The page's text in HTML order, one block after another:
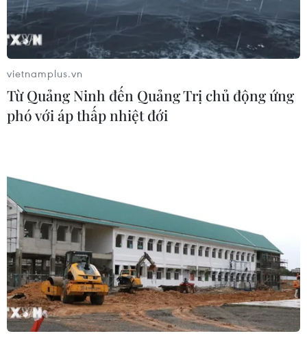
Hàn Quốc mở rộng điều tra nghi vấn
thông đồng giá sang ngành hóa dầu
06/08/2026 06:56
Kim ngạch thương mại
song phương giữa hai nước Việt Nam
Chủ động nguồn điện phục vụ Hội
nghị cấp cao APEC 2027
06/08/2026 04:31
Doanh nghiệp Trung Quốc đánh giá
cao triển vọng hợp tác cơ giới hóa
vietnamplus.vn
Từ Quảng Ninh đến Quảng Trị chủ động ứng
phó với áp thấp nhiệt đới